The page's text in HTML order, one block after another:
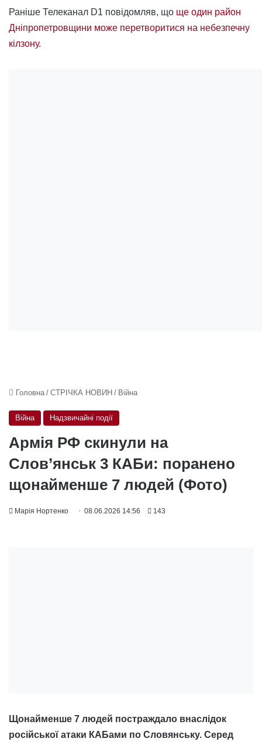
Раніше Телеканал D1 повідомляв, що ще один район
Дніпропетровщини може перетворитися на небезпечну
кілзону.